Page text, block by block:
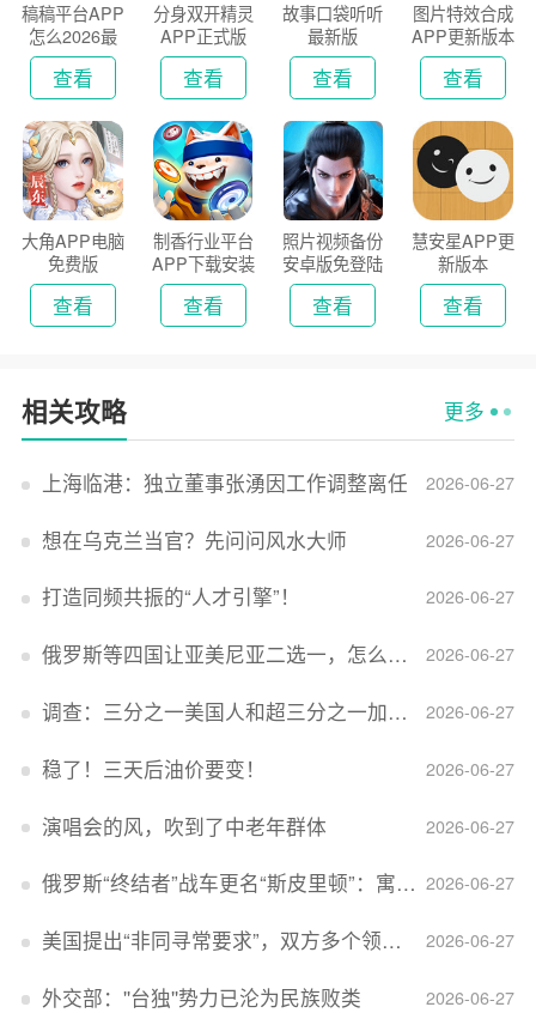
稿稿平台APP
怎么2026最
新版
查看
分身双开精灵
APP正式版
查看
故事口袋听听
最新版
查看
图片特效合成
APP更新版本
2026
查看
大角APP电脑
免费版
查看
制香行业平台
APP下载安装
2026
查看
照片视频备份
安卓版免登陆
版
查看
慧安星APP更
新版本
查看
相关攻略 更多
2026-06-27
上海临港：独立董事张湧因工作调整离任
2026-06-27
想在乌克兰当官？先问问风水大师
2026-06-27
打造同频共振的“人才引擎”！
2026-06-27
俄罗斯等四国让亚美尼亚二选一，怎么回事？
2026-06-27
调查：三分之一美国人和超三分之一加拿大人感到经济压力
2026-06-27
稳了！三天后油价要变！
2026-06-27
演唱会的风，吹到了中老年群体
2026-06-27
俄罗斯“终结者”战车更名“斯皮里顿”：寓意强大可靠，彰显俄精神力量
2026-06-27
美国提出“非同寻常要求”，双方多个领域分歧依旧，印美贸易谈判进入“关键阶段”
2026-06-27
外交部：''台独''势力已沦为民族败类